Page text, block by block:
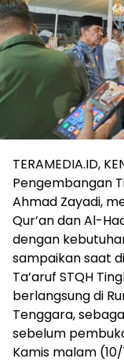
TERAMEDIA.ID,
Pengembangan
Ahmad Zayadi,
Qur’an dan Al-
dengan
sampaikan saat
Ta’aruf STQH
berlangsung di
Tenggara,
sebelum
Kamis malam